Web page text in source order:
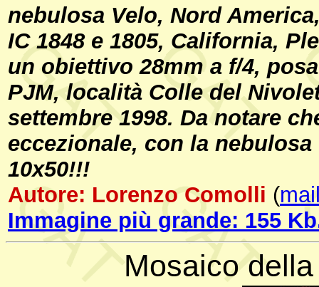
nebulosa Velo, Nord
IC 1848 e 1805, California,
un obiettivo 28mm a f/4,
PJM, località Colle del
settembre 1998. Da notare
eccezionale, con la
10x50!!!
Autore: Lorenzo Comolli (
Immagine più grande: 155
Mosaico